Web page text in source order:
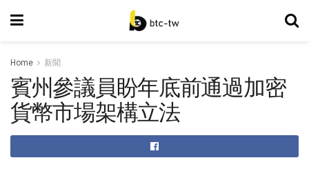
Home 新聞
賓州參議員盼年底前通過加密
貨幣市場架構立法